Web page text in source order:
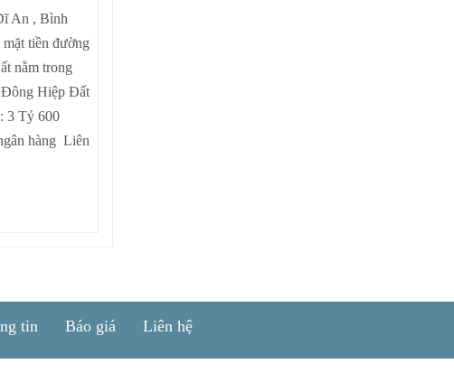
An , Bình
tiền đường
nằm trong
Đông Hiệp Đất
3 Tỷ 600
hàng Liên
tin Báo giá Liên hệ